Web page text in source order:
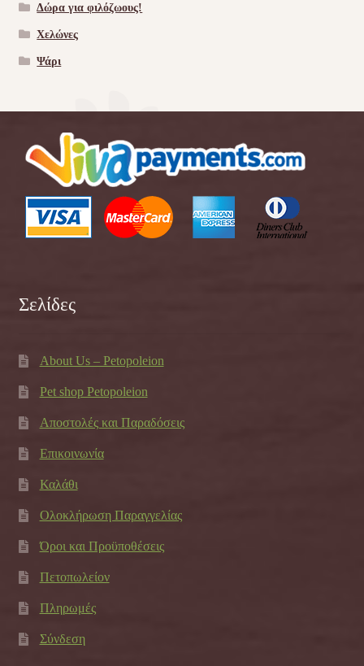
Δώρα για φιλόζωους!
Χελώνες
Ψάρι
Σελίδες
About Us – Petopoleion
Pet shop Petopoleion
Αποστολές και Παραδόσεις
Επικοινωνία
Καλάθι
Ολοκλήρωση Παραγγελίας
Όροι και Προϋποθέσεις
Πετοπωλείον
Πληρωμές
Σύνδεση